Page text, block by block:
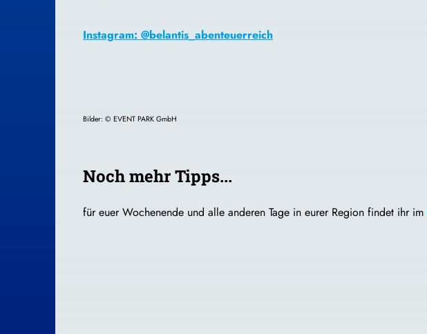
Instagram: @belantis_abenteuerreich
Bilder: © EVENT PARK GmbH
Noch mehr Tipps...
für euer Wochenende und alle anderen Tage in eurer Region findet ihr im